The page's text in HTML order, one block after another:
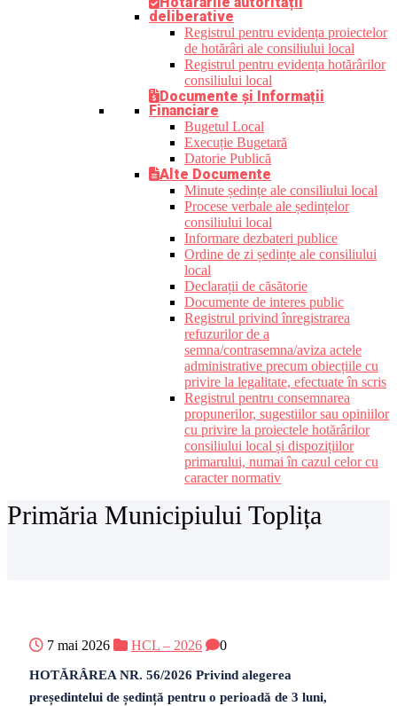
deliberative
Registrul pentru evidența proiectelor
de hotărâri ale consiliului local
Registrul pentru evidența hotărârilor
consiliului local
Documente și Informații
Financiare
Bugetul Local
Execuție Bugetară
Datorie Publică
Alte Documente
Minute ședințe ale consiliului local
Procese verbale ale ședințelor
consiliului local
Informare dezbateri publice
Ordine de zi ședințe ale consiliului
local
Declarații de căsătorie
Documente de interes public
Registrul privind înregistrarea
refuzurilor de a
semna/contrasemna/aviza actele
administrative precum obiecțiile cu
privire la legalitate, efectuate în scris
Registrul pentru consemnarea
propunerilor, sugestiilor sau opiniilor
cu privire la proiectele hotărârilor
consiliului local și dispozițiilor
primarului, numai în cazul celor cu
caracter normativ
Primăria Municipiului Toplița
7 mai 2026 HCL – 2026 0
HOTĂRÂREA NR. 56/2026 Privind alegerea
președintelui de ședință pentru o perioadă de 3 luni,